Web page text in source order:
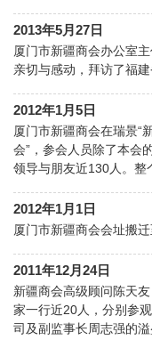
2013年5月27日
厦门市新疆商会办公室
亲切与感动，拜访了福建
2012年1月5日
厦门市新疆商会在瑞景“
会”，参会人员除了本会
领导与朋友近130人。整
2012年1月1日
厦门市新疆商会会址搬
2011年12月24日
新疆商会高级顾问陈天
家一行近20人，分别参
司及副监事长周志强的溢